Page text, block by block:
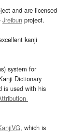
and are licensed
Jreibun project.
kanji
system for
Dictionary
is used with his
, which is